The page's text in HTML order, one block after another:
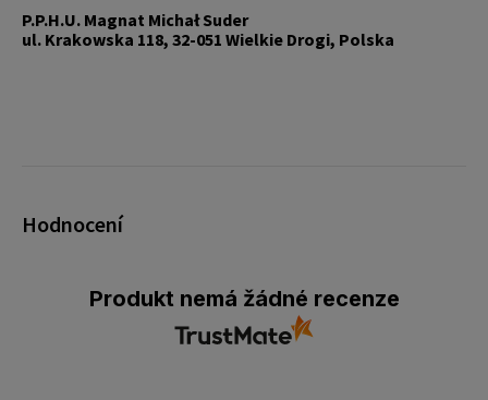
P.P.H.U. Magnat Michał Suder
ul. Krakowska 118, 32-051 Wielkie Drogi, Polska
Hodnocení
Produkt nemá žádné recenze